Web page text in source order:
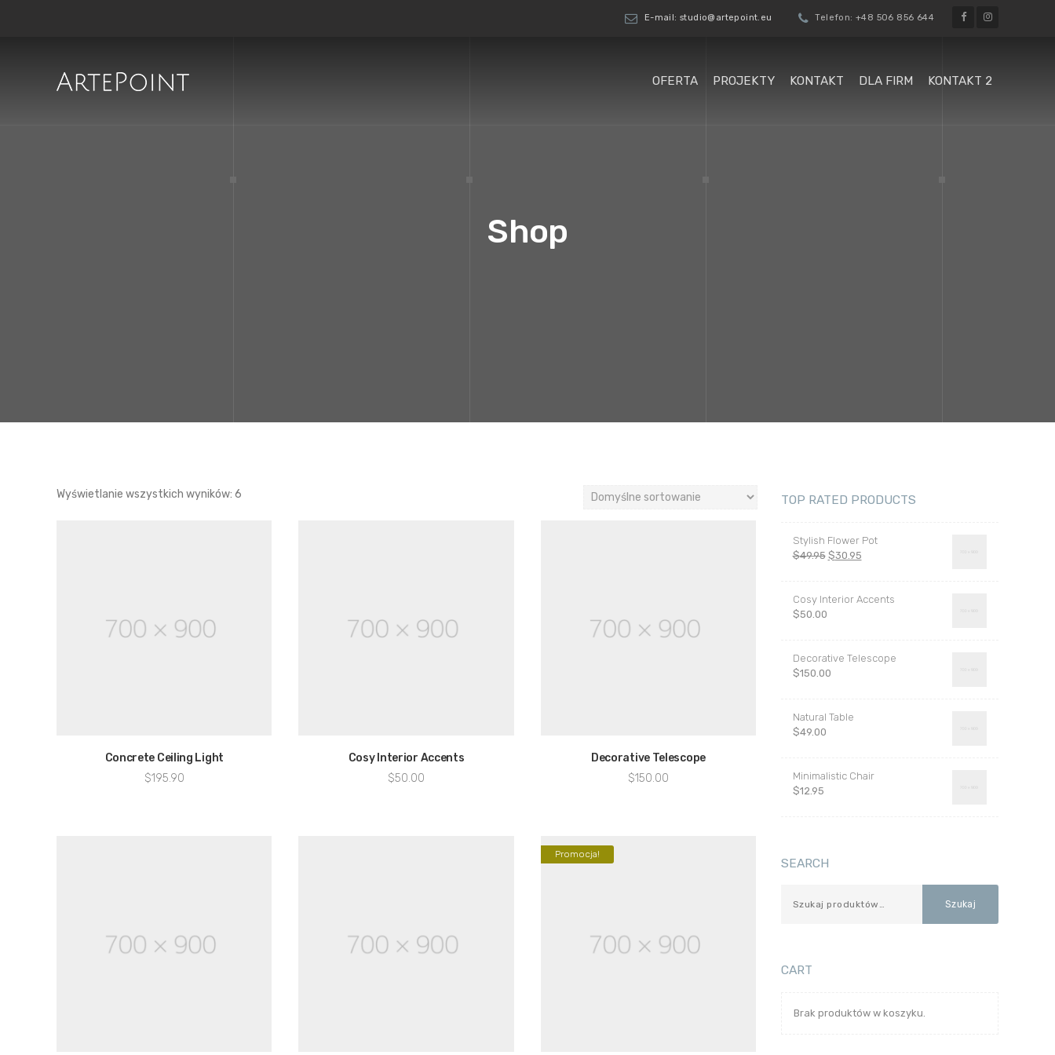
ue.tniopetra@oiduts :liam-E Telefon: +48 506 856 644
OFERTA PROJEKTY KONTAKT DLA FIRM KONTAKT 2
Shop
Wyświetlanie wszystkich wyników: 6
Concrete Ceiling Light
$195.90
Cosy Interior Accents
$50.00
Decorative Telescope
$150.00
Promocja!
TOP RATED PRODUCTS
Stylish Flower Pot
$49.95 Pierwotna
$49.95.
$30.95Aktualna
$30.95.
Cosy Interior Accents
$50.00
Decorative Telescope
$150.00
Natural Table
$49.00
Minimalistic Chair
$12.95
SEARCH
Szukaj
CART
Brak produktów w koszyku.